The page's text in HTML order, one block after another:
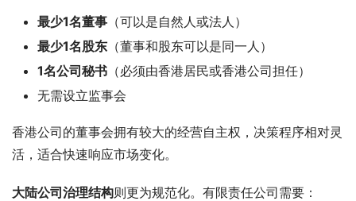
最少1名董事 （可以是自然人或法人）
最少1名股东 （董事和股东可以是同一人）
1名公司秘书 （必须由香港居民或香港公司担任）
无需设立监事会
香港公司的董事会拥有较大的经营自主权，决策程序相对灵
活，适合快速响应市场变化。
大陆公司治理结构则更为规范化。有限责任公司需要：